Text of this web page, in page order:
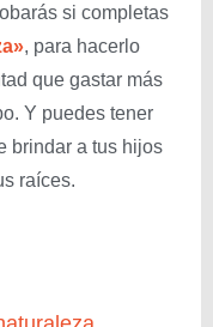
si completas
, para hacerlo
que gastar más
Y puedes tener
brindar a tus hijos
raíces.